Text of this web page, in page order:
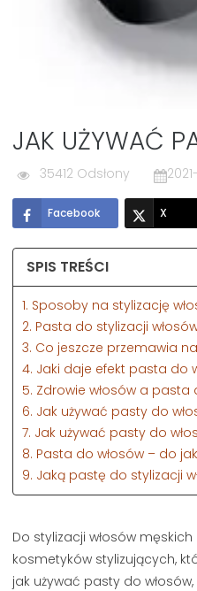
JAK UŻYWAĆ
35412 Odsłony
Facebook X
SPIS TREŚCI
1. Sposoby na stylizację
2. Pasta do stylizacji
3. Co jeszcze przemawia
4. Jaki daje efekt pasta do
5. Zdrowie włosów a pasta
6. Jak używać pasty do
7. Jak używać pasty do
8. Pasta do włosów – do
9. Jaką pastę do stylizacji
Do stylizacji włosów
kosmetyków stylizujących,
jak używać pasty do